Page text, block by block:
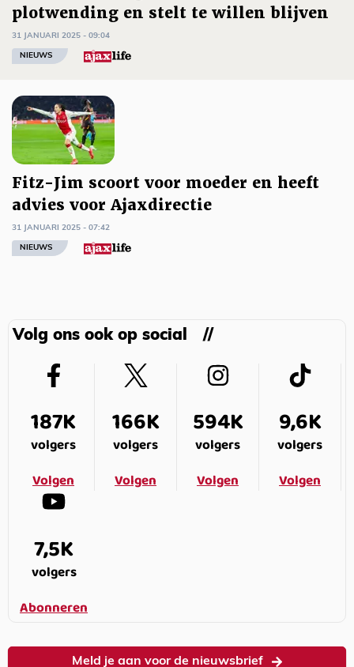
plotwending en stelt te willen blijven
31 JANUARI 2025 - 09:04
NIEUWS
Fitz-Jim scoort voor moeder en heeft
advies voor Ajaxdirectie
31 JANUARI 2025 - 07:42
NIEUWS
Volg ons ook op social
187K
volgers
Volgen
166K
volgers
Volgen
594K
volgers
Volgen
9,6K
volgers
Volgen
7,5K
volgers
Abonneren
Meld je aan voor de nieuwsbrief